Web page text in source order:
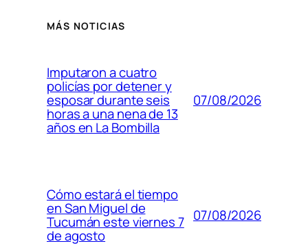
MÁS NOTICIAS
Imputaron a cuatro
policías por detener y
esposar durante seis
horas a una nena de 13
años en La Bombilla
07/08/2026
Cómo estará el tiempo
en San Miguel de
Tucumán este viernes 7
de agosto
07/08/2026